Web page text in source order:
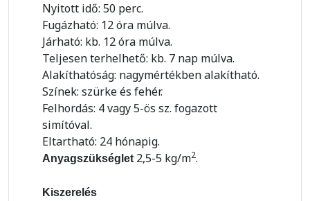
Nyitott idő: 50 perc.
Fugázható: 12 óra múlva.
Járható: kb. 12 óra múlva.
Teljesen terhelhető: kb. 7 nap múlva.
Alakíthatóság: nagymértékben alakítható.
Színek: szürke és fehér.
Felhordás: 4 vagy 5-ös sz. fogazott
simítóval.
Eltartható: 24 hónapig.
Anyagszükséglet2,5-5 kg/m2.
Kiszerelés